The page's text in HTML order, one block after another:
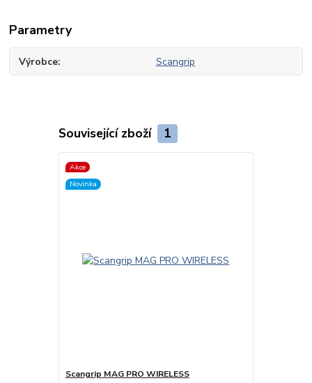
Parametry
Výrobce Scangrip
Související zboží 1
Akce
Novinka
Scangrip MAG PRO WIRELESS